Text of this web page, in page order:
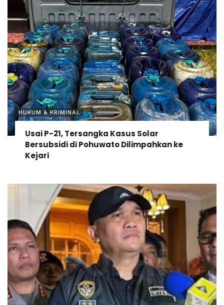
HUKUM & KRIMINAL
Usai P-21, Tersangka Kasus Solar
Bersubsidi di Pohuwato Dilimpahkan ke
Kejari